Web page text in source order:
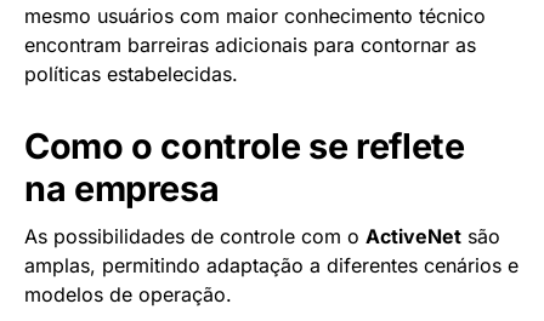
mesmo usuários com maior conhecimento técnico
encontram barreiras adicionais para contornar as
políticas estabelecidas.
Como o controle se reflete
na empresa
As possibilidades de controle com o ActiveNet são
amplas, permitindo adaptação a diferentes cenários e
modelos de operação.